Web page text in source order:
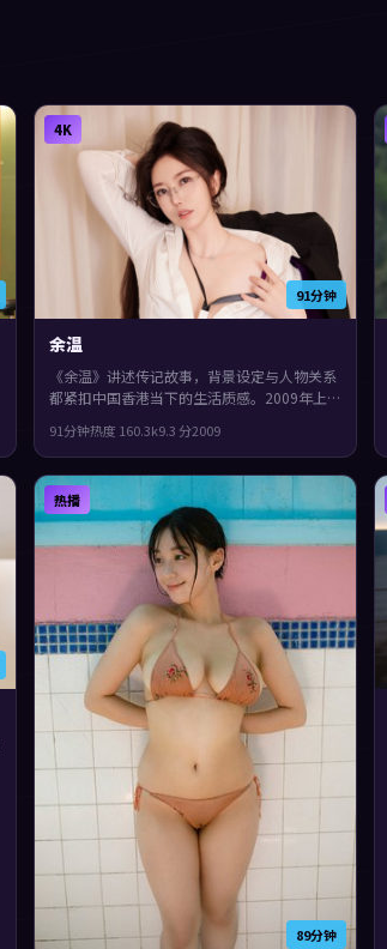
91分钟
4K
余温
《余温》讲述传记故事，背景设定与人物关系
都紧扣中国香港当下的生活质感。2009年上
衔。叙事在回忆与现实之间交错推进，观感紧
凑，值得推荐。
91分钟热度 160.3k9.3 分2009
89分钟
热播